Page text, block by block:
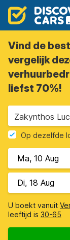
Vind de
vergelijk
liefst 70%!
Op dezelfde
U boekt vanuit
leeftijd is 30-65